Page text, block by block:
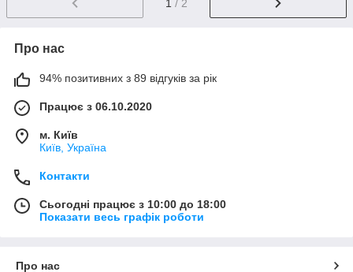
1 / 2
Про нас
94% позитивних з 89 відгуків за рік
Працює з 06.10.2020
м. Київ
Київ, Україна
Контакти
Сьогодні працює з 10:00 до 18:00
Показати весь графік роботи
Про нас